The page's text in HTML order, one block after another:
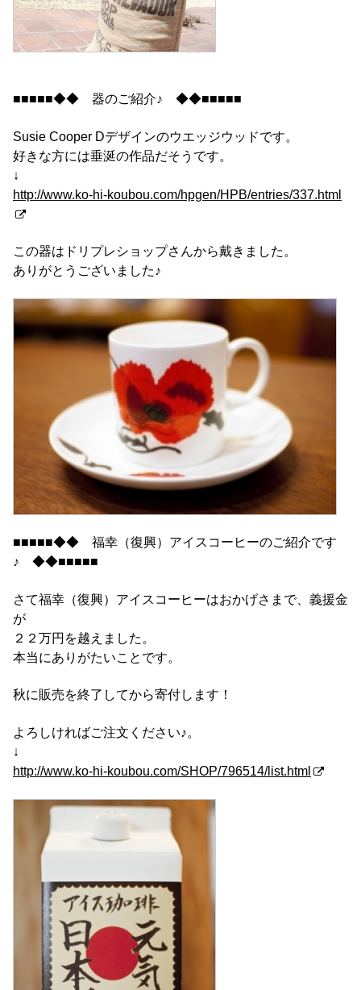
■■■■■◆◆ 器のご紹介♪ ◆◆■■■■■
Susie Cooper Dデザインのウエッジウッドです。
好きな方には垂涎の作品だそうです。
↓
http://www.ko-hi-koubou.com/hpgen/HPB/entries/337.html
この器はドリプレショップさんから戴きました。
ありがとうございました♪
■■■■■◆◆ 福幸（復興）アイスコーヒーのご紹介です
♪ ◆◆■■■■■
さて福幸（復興）アイスコーヒーはおかげさまで、義援金
が
２２万円を越えました。
本当にありがたいことです。
秋に販売を終了してから寄付します！
よろしければご注文ください♪。
↓
http://www.ko-hi-koubou.com/SHOP/796514/list.html